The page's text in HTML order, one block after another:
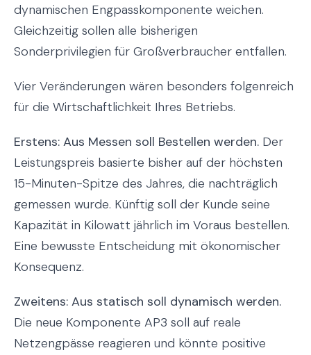
dynamischen Engpasskomponente weichen.
Gleichzeitig sollen alle bisherigen
Sonderprivilegien für Großverbraucher entfallen.
Vier Veränderungen wären besonders folgenreich
für die Wirtschaftlichkeit Ihres Betriebs.
Erstens: Aus Messen soll Bestellen werden. Der
Leistungspreis basierte bisher auf der höchsten
15-Minuten-Spitze des Jahres, die nachträglich
gemessen wurde. Künftig soll der Kunde seine
Kapazität in Kilowatt jährlich im Voraus bestellen.
Eine bewusste Entscheidung mit ökonomischer
Konsequenz.
Zweitens: Aus statisch soll dynamisch werden.
Die neue Komponente AP3 soll auf reale
Netzengpässe reagieren und könnte positive